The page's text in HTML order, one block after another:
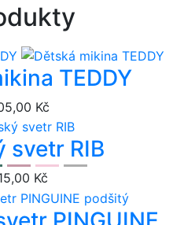
TEDDY
Kč
svetr RIB
Kč